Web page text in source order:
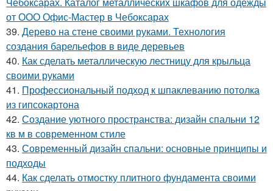
от ООО Офис-Мастер в Чебоксарах
39. Дерево на стене своими руками. Технология
создания барельефов в виде деревьев
40. Как сделать металлическую лестницу для крыльца
своими руками
41. Профессиональный подход к шпаклеванию потолка
из гипсокартона
42. Создание уютного пространства: дизайн спальни 12
кв м в современном стиле
43. Современный дизайн спальни: основные принципы и
подходы
44. Как сделать отмостку плитного фундамента своими